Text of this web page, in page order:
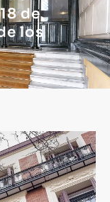
de
los